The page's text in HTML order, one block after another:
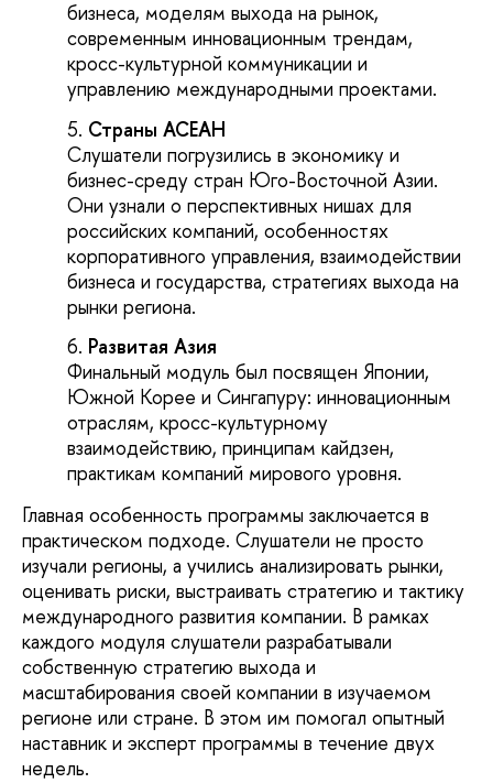
бизнеса, моделям выхода на рынок,
современным инновационным трендам,
кросс-культурной коммуникации и
управлению международными проектами.
Страны АСЕАН
Слушатели погрузились в экономику и
бизнес-среду стран Юго-Восточной Азии.
Они узнали о перспективных нишах для
российских компаний, особенностях
корпоративного управления, взаимодействии
бизнеса и государства, стратегиях выхода на
рынки региона.
Развитая Азия
Финальный модуль был посвящен Японии,
Южной Корее и Сингапуру: инновационным
отраслям, кросс-культурному
взаимодействию, принципам кайдзен,
практикам компаний мирового уровня.
Главная особенность программы заключается в
практическом подходе. Слушатели не просто
изучали регионы, а учились анализировать рынки,
оценивать риски, выстраивать стратегию и тактику
международного развития компании. В рамках
каждого модуля слушатели разрабатывали
собственную стратегию выхода и
масштабирования своей компании в изучаемом
регионе или стране. В этом им помогал опытный
наставник и эксперт программы в течение двух
недель.